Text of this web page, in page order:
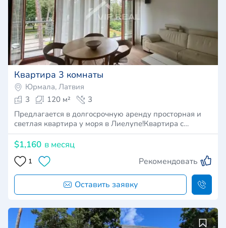
Квартира 3 комнаты
Юрмала, Латвия
3
120 м²
3
Предлагается в долгосрочную аренду просторная и
светлая квартира у моря в Лиелупе!Квартира с…
$1,160 в месяц
1 Рекомендовать
Оставить заявку